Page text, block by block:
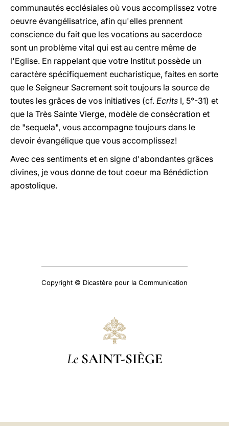
communautés ecclésiales où vous accomplissez votre
oeuvre évangélisatrice, afin qu'elles prennent
conscience du fait que les vocations au sacerdoce
sont un problème vital qui est au centre même de
l'Eglise. En rappelant que votre Institut possède un
caractère spécifiquement eucharistique, faites en sorte
que le Seigneur Sacrement soit toujours la source de
toutes les grâces de vos initiatives (cf. Ecrits I, 5°-31) et
que la Très Sainte Vierge, modèle de consécration et
de "sequela", vous accompagne toujours dans le
devoir évangélique que vous accomplissez!
Avec ces sentiments et en signe d'abondantes grâces
divines, je vous donne de tout coeur ma Bénédiction
apostolique.
Copyright © Dicastère pour la Communication
Le SAINT-SIÈGE